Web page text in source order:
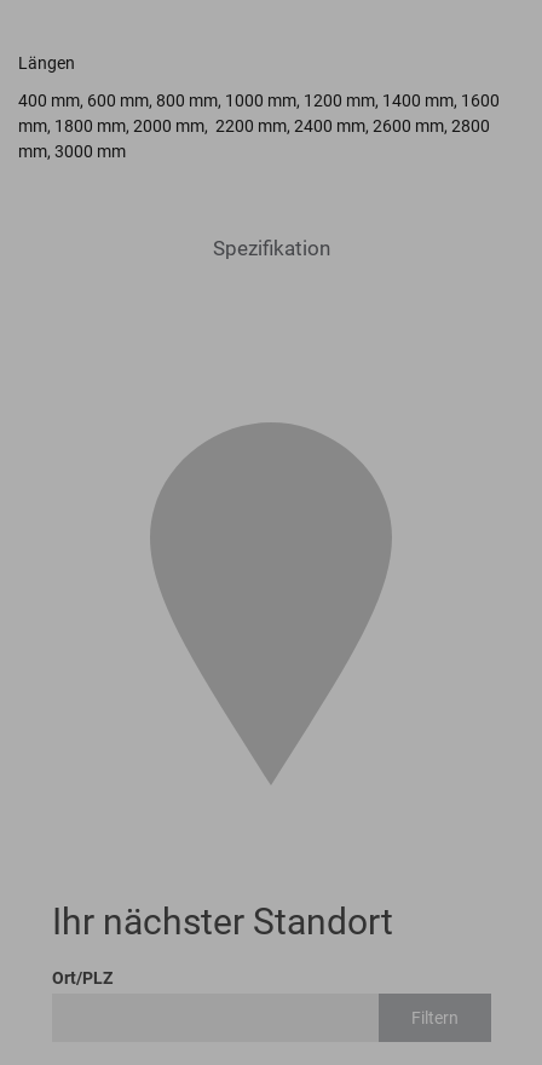
Längen
400 mm, 600 mm, 800 mm, 1000 mm, 1200 mm, 1400 mm, 1600
mm, 1800 mm, 2000 mm, 2200 mm, 2400 mm, 2600 mm, 2800
mm, 3000 mm
Spezifikation
Ihr nächster Standort
Ort/PLZ
Filtern